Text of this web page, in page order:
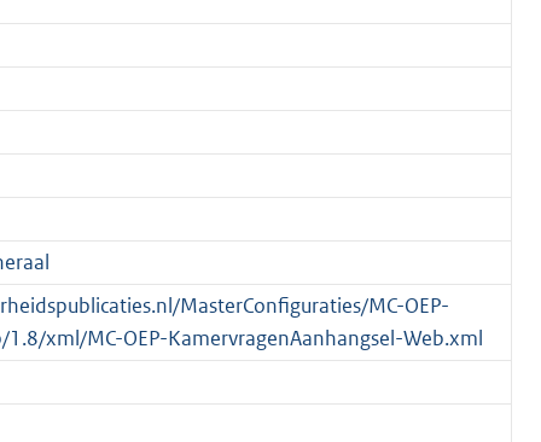
MasterConfiguraties/MC-OEP-
xml/MC-OEP-KamervragenAanhangsel-Web.xml